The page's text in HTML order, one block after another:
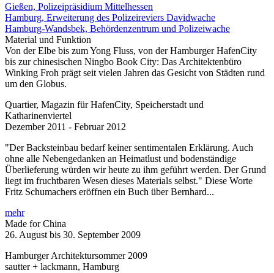
Gießen, Polizeipräsidium Mittelhessen
Hamburg, Erweiterung des Polizeireviers Davidwache
Hamburg-Wandsbek, Behördenzentrum und Polizeiwache
Material und Funktion
Von der Elbe bis zum Yong Fluss, von der Hamburger HafenCity
bis zur chinesischen Ningbo Book City: Das Architektenbüro
Winking Froh prägt seit vielen Jahren das Gesicht von Städten rund
um den Globus.
Quartier, Magazin für HafenCity, Speicherstadt und
Katharinenviertel
Dezember 2011 - Februar 2012
"Der Backsteinbau bedarf keiner sentimentalen Erklärung. Auch
ohne alle Nebengedanken an Heimatlust und bodenständige
Überlieferung würden wir heute zu ihm geführt werden. Der Grund
liegt im fruchtbaren Wesen dieses Materials selbst." Diese Worte
Fritz Schumachers eröffnen ein Buch über Bernhard...
mehr
Made for China
26. August bis 30. September 2009
Hamburger Architektursommer 2009
sautter + lackmann, Hamburg